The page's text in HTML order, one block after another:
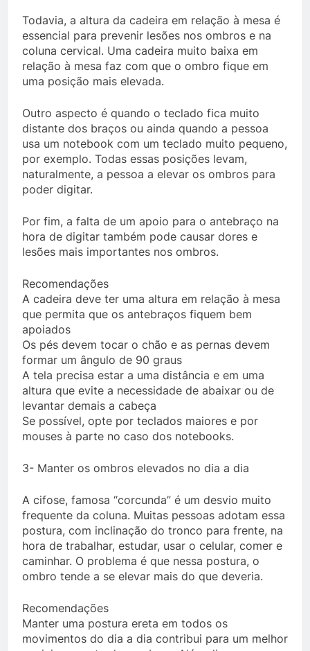
Todavia, a altura da cadeira em relação à mesa é
essencial para prevenir lesões nos ombros e na
coluna cervical. Uma cadeira muito baixa em
relação à mesa faz com que o ombro fique em
uma posição mais elevada.
Outro aspecto é quando o teclado fica muito
distante dos braços ou ainda quando a pessoa
usa um notebook com um teclado muito pequeno,
por exemplo. Todas essas posições levam,
naturalmente, a pessoa a elevar os ombros para
poder digitar.
Por fim, a falta de um apoio para o antebraço na
hora de digitar também pode causar dores e
lesões mais importantes nos ombros.
Recomendações
A cadeira deve ter uma altura em relação à mesa
que permita que os antebraços fiquem bem
apoiados
Os pés devem tocar o chão e as pernas devem
formar um ângulo de 90 graus
A tela precisa estar a uma distância e em uma
altura que evite a necessidade de abaixar ou de
levantar demais a cabeça
Se possível, opte por teclados maiores e por
mouses à parte no caso dos notebooks.
3- Manter os ombros elevados no dia a dia
A cifose, famosa “corcunda” é um desvio muito
frequente da coluna. Muitas pessoas adotam essa
postura, com inclinação do tronco para frente, na
hora de trabalhar, estudar, usar o celular, comer e
caminhar. O problema é que nessa postura, o
ombro tende a se elevar mais do que deveria.
Recomendações
Manter uma postura ereta em todos os
movimentos do dia a dia contribui para um melhor